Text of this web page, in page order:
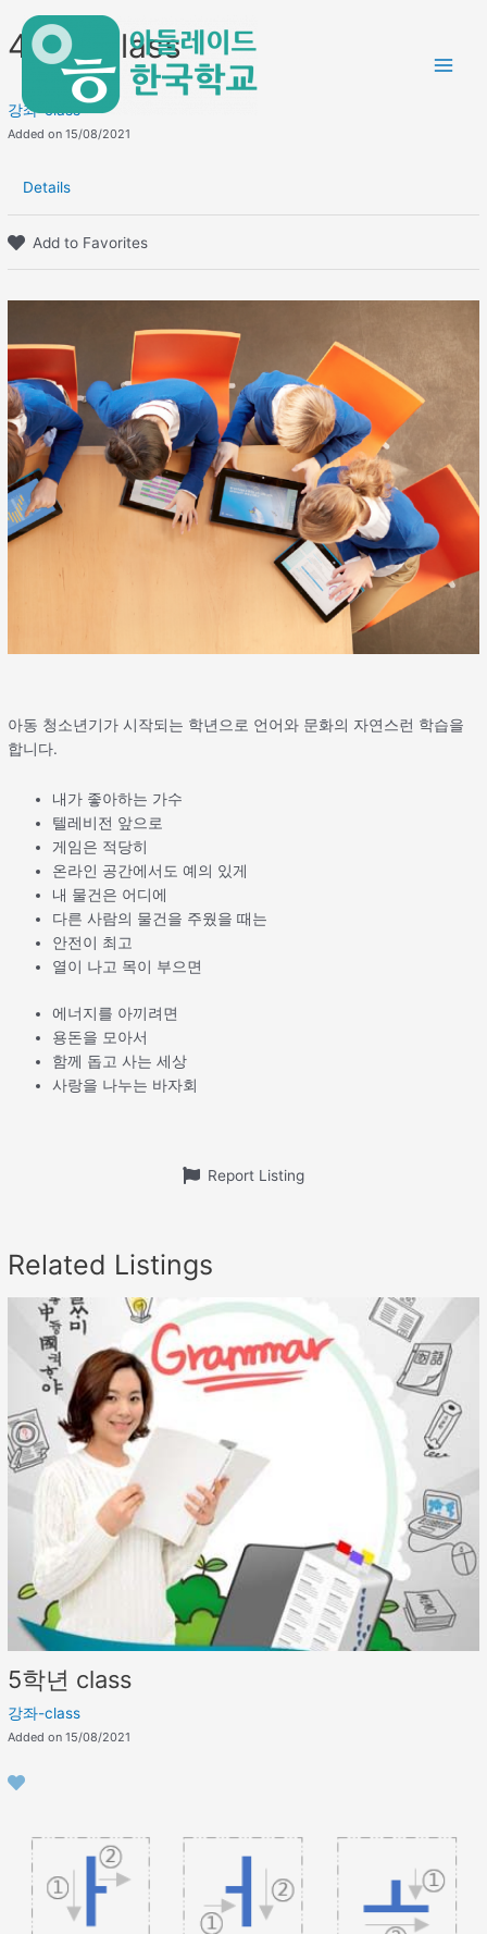
content
4학년 class
강좌-class
Added on 15/08/2021
Details
Add to Favorites
아동 청소년기가 시작되는 학년으로 언어와 문화의 자연스런 학습을
합니다.
내가 좋아하는 가수
텔레비전 앞으로
게임은 적당히
온라인 공간에서도 예의 있게
내 물건은 어디에
다른 사람의 물건을 주웠을 때는
안전이 최고
열이 나고 목이 부으면
에너지를 아끼려면
용돈을 모아서
함께 돕고 사는 세상
사랑을 나누는 바자회
Report Listing
Related Listings
5학년 class
강좌-class
Added on 15/08/2021